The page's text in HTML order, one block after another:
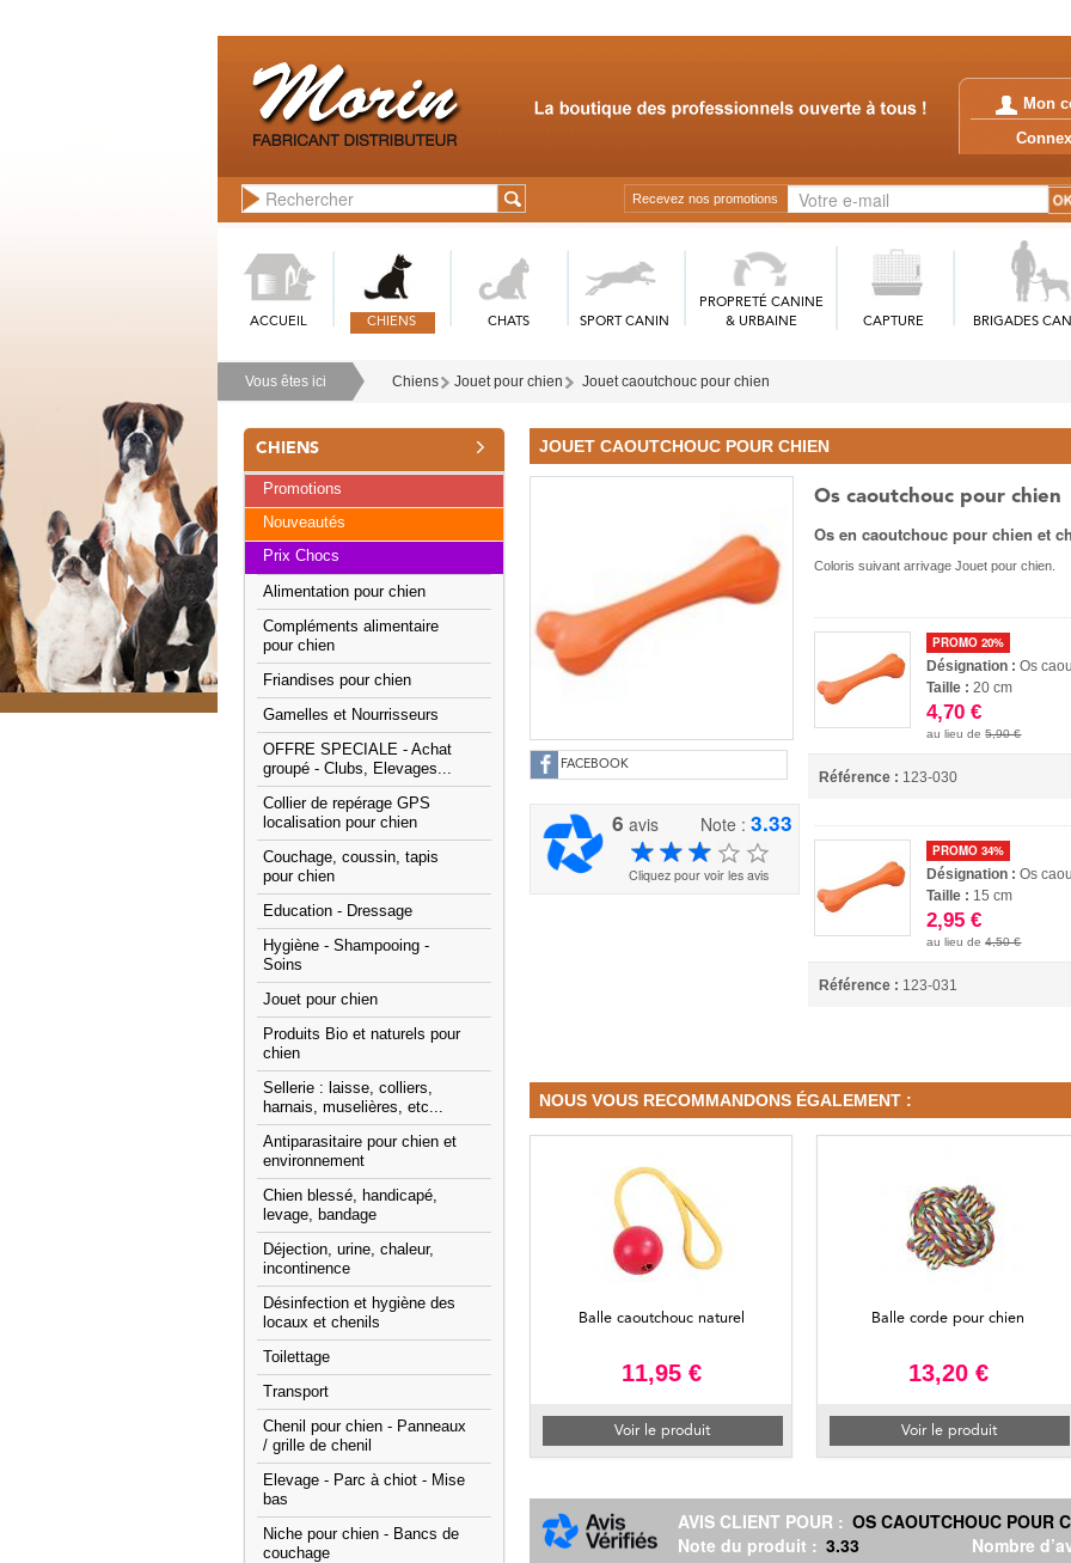
Mon
Recevez nos promotions
ACCUEIL CHIENS CHATS SPORT CANIN
PROPRETÉ CANINE
& URBAINE
CAPTURE BRIGADES
Vous êtes ici Chiens Jouet pour chien Jouet caoutchouc pour chien
CHIENS
Promotions
Nouveautés
Prix Chocs
Alimentation pour chien
Compléments alimentaire
pour chien
Friandises pour chien
Gamelles et Nourrisseurs
OFFRE SPECIALE - Achat
groupé - Clubs, Elevages...
Collier de repérage GPS
localisation pour chien
Couchage, coussin, tapis
pour chien
Education - Dressage
Hygiène - Shampooing -
Soins
Jouet pour chien
Produits Bio et naturels pour
chien
Sellerie : laisse, colliers,
harnais, muselières, etc...
Antiparasitaire pour chien et
environnement
Chien blessé, handicapé,
levage, bandage
Déjection, urine, chaleur,
incontinence
Désinfection et hygiène des
locaux et chenils
Toilettage
Transport
Chenil pour chien - Panneaux
/ grille de chenil
Elevage - Parc à chiot - Mise
bas
Niche pour chien - Bancs de
couchage
JOUET CAOUTCHOUC POUR CHIEN
FACEBOOK
6 avis Note :3.33
Cliquez pour voir les avis
Os caoutchouc pour chien
Os en caoutchouc pour chien et
Coloris suivant arrivage Jouet pour chien.
PROMO 20%
Désignation :Os
Taille :20 cm
4,70 €
au lieu de5,90 €
Référence : 123-030
PROMO 34%
Désignation :Os
Taille : 15 cm
2,95 €
au lieu de4,50 €
Référence : 123-031
NOUS VOUS RECOMMANDONS ÉGALEMENT :
Balle caoutchouc naturel
11,95 €
Voir le produit
Balle corde pour chien
13,20 €
Voir le produit
AVIS CLIENT POUR : OS CAOUTCHOUC POUR
Note du produit : 3.33 Nombre